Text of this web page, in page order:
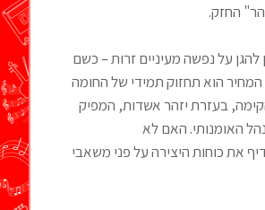
החזק.
להגן על נפשה מעיניים זרות – כשם
הוא תחזוק תמידי של החומה
בעזרת יזהר אשדות, המפיק
האומנותי. האם לא
את כוחות היצירה על פני משאבי